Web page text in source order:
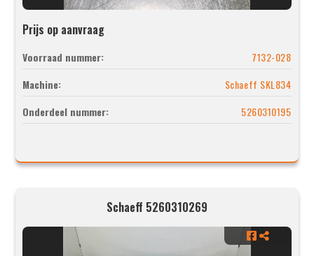
Prijs op aanvraag
Voorraad nummer:
7132-028
Machine:
Schaeff SKL834
Onderdeel nummer:
5260310195
Schaeff 5260310269